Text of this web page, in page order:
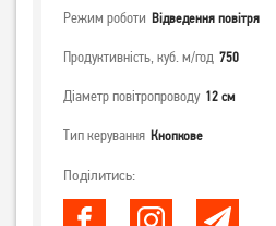
Режим роботи Відведення повітря
Продуктивність, куб. м/год 750
Діаметр повітропроводу 12 см
Тип керування Кнопкове
Поділитись: